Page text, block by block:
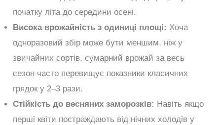
початку літа до середини осені.
Висока врожайність з одиниці площі: Хоча
одноразовий збір може бути меншим, ніж у
звичайних сортів, сумарний врожай за весь
сезон часто перевищує показники класичних
грядок у 2–3 рази.
Стійкість до весняних заморозків: Навіть якщо
перші квіти постраждають від нічних холодів у